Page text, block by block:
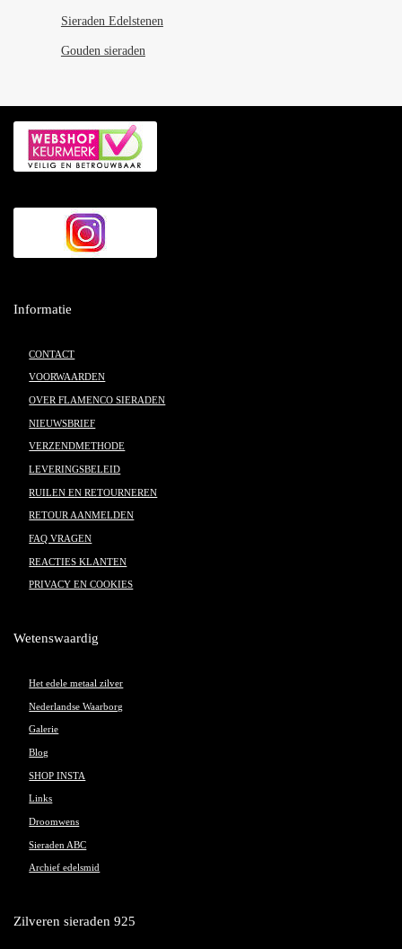
Sieraden Edelstenen
Gouden sieraden
Informatie
CONTACT
VOORWAARDEN
OVER FLAMENCO SIERADEN
NIEUWSBRIEF
VERZENDMETHODE
LEVERINGSBELEID
RUILEN EN RETOURNEREN
RETOUR AANMELDEN
FAQ VRAGEN
REACTIES KLANTEN
PRIVACY EN COOKIES
Wetenswaardig
Het edele metaal zilver
Nederlandse Waarborg
Galerie
Blog
SHOP INSTA
Links
Droomwens
Sieraden ABC
Archief edelsmid
Zilveren sieraden 925